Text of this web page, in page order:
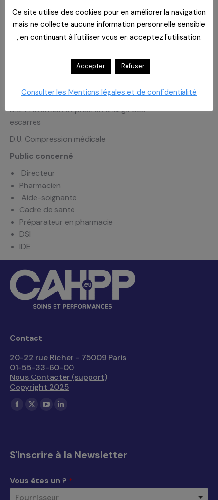
Les techniques de pansements,
Les inclassables.
et nécroses
D.U. Prévention et prise en charge des
escarres
D.U. Compression médicale
Public concerné
Directeur
Pharmacien
Aide-soignante
Cadre de santé
Préparateur en pharmacie
DSI
IDE
Contact
20-22 rue Richer - 75009 Paris
01-55-33-60-00
Nous Contacter (support)
Copyright 2025
Trouvez nous sur :
La
dans
nouvelle
La
dans
nouvelle
La
dans
nouvelle
La
dans
nouvelle
S'inscrire à la Newsletter
Vous êtes un ? *
Fournisseur
Ce site utilise des cookies pour en améliorer la navigation
mais ne collecte aucune information personnelle sensible
, en continuant à l'utiliser vous en acceptez l'utilisation.
Accepter Refuser
Consulter les Mentions légales et de confidentialité